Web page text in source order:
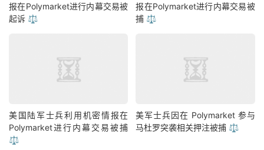
报在Polymarket进行内幕交易被
起诉 ⚖️
报在Polymarket进行内幕交易被
捕 ⚖️
美国陆军士兵利用机密情报在
Polymarket进行内幕交易被捕
⚖️
美军士兵因在 Polymarket 参与
马杜罗突袭相关押注被捕 ⚖️